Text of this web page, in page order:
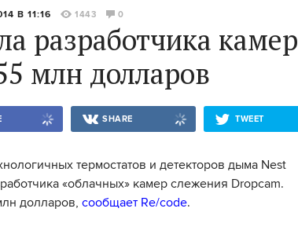
В 11:16 1443 0
разработчика камер
млн долларов
SHARE TWEET
термостатов и детекторов дыма Nest
«облачных» камер слежения Dropcam.
долларов, сообщает Re/code.